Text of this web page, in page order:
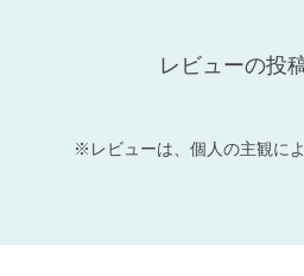
レビューの投
※レビューは、個人の主観に